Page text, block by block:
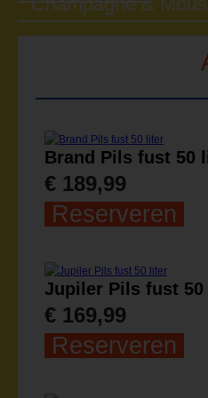
Brand Pils fust 50
€ 189,99
Reserveren
Jupiler Pils fust
€ 169,99
Reserveren